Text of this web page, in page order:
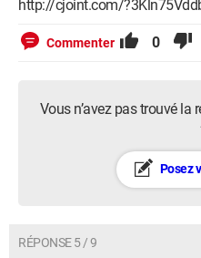
http://cjoint.com/
Commenter 0
Vous n’avez pas trouvé la
Posez
RÉPONSE 5 / 9